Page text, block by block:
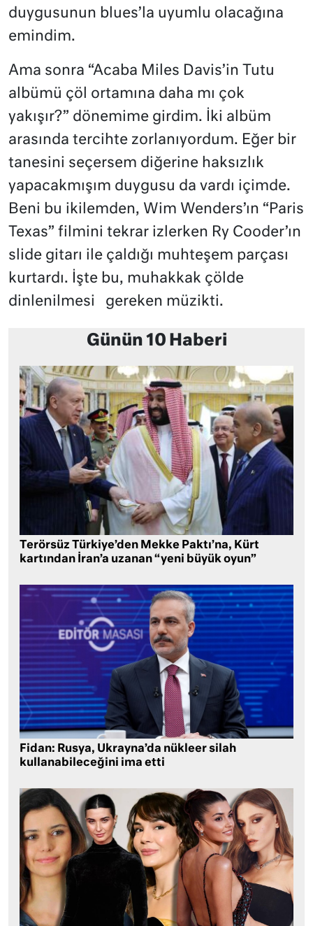
duygusunun blues’la uyumlu olacağına
emindim.
Ama sonra “Acaba Miles Davis’in Tutu
albümü çöl ortamına daha mı çok
yakışır?” dönemime girdim. İki albüm
arasında tercihte zorlanıyordum. Eğer bir
tanesini seçersem diğerine haksızlık
yapacakmışım duygusu da vardı içimde.
Beni bu ikilemden, Wim Wenders’ın “Paris
Texas” filmini tekrar izlerken Ry Cooder’ın
slide gitarı ile çaldığı muhteşem parçası
kurtardı. İşte bu, muhakkak çölde
dinlenilmesi
gereken müzikti.
Günün 10 Haberi
Terörsüz Türkiye’den Mekke Paktı’na, Kürt
kartından İran’a uzanan “yeni büyük oyun”
Fidan: Rusya, Ukrayna’da nükleer silah
kullanabileceğini ima etti